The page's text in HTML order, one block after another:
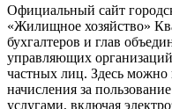
Официальный сайт
«Жилищное хозяйство»
бухгалтеров и глав
управляющих
частных лиц. Здесь можно
начисления за
услугами, включая